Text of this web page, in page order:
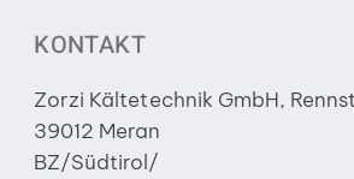
KONTAKT
Zorzi Kältetechnik GmbH,
39012 Meran
BZ/Südtirol/